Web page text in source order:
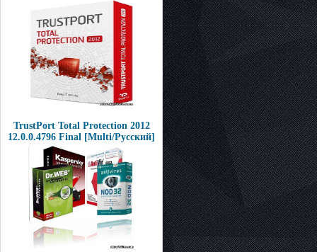
TrustPort Total Protection 2012
12.0.0.4796 Final [Multi/Русский]